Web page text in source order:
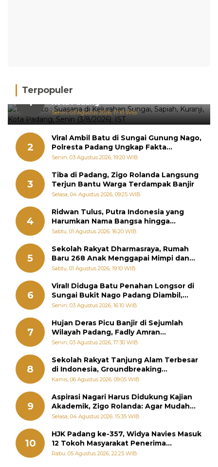
Terpopuler
1
Hujan Deras, 15 Titik Banjir Terdeteksi di
Kota Padang
Senin, 03 Agustus 2026, 17:10 WIB
2
Viral Ambil Batu di Sungai Gunung Nago,
Polresta Padang Ungkap Fakta
Sebenarnya
Senin, 03 Agustus 2026, 19:20 WIB
3
Tiba di Padang, Zigo Rolanda Langsung
Terjun Bantu Warga Terdampak Banjir
Selasa, 04 Agustus 2026, 09:25 WIB
4
Ridwan Tulus, Putra Indonesia yang
Harumkan Nama Bangsa hingga
Diabadikan dalam Buku Jepang
Sabtu, 01 Agustus 2026, 16:20 WIB
5
Sekolah Rakyat Dharmasraya, Rumah
Baru 268 Anak Menggapai Mimpi dan
Memutus Rantai Kemiskinan
Sabtu, 01 Agustus 2026, 19:10 WIB
6
Viral! Diduga Batu Penahan Longsor di
Sungai Bukit Nago Padang Diambil,
Warga Khawatir Bencana Terulang
Senin, 03 Agustus 2026, 16:10 WIB
7
Hujan Deras Picu Banjir di Sejumlah
Wilayah Padang, Fadly Amran
Perintahkan OPD Siaga
Senin, 03 Agustus 2026, 17:30 WIB
8
Sekolah Rakyat Tanjung Alam Terbesar
di Indonesia, Groundbreaking
September
Kamis, 06 Agustus 2026, 09:05 WIB
9
Aspirasi Nagari Harus Didukung Kajian
Akademik, Zigo Rolanda: Agar Mudah
Diperjuangkan di Kementerian
Selasa, 04 Agustus 2026, 15:35 WIB
10
HJK Padang ke-357, Widya Navies Masuk
12 Tokoh Masyarakat Penerima
Penghargaan Pemko Padang
Rabu, 05 Agustus 2026, 22:25 WIB